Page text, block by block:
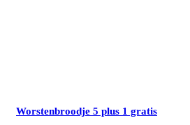
Worstenbroodje 5 plus 1 gratis